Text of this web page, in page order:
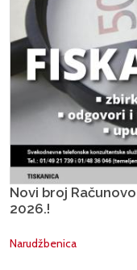
Novi broj
2026.!
Narudžbenica